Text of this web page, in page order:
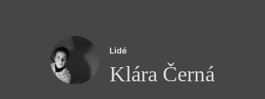
Lidé
Klára Černá